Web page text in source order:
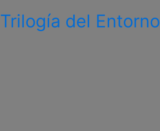
Trilogía del Entorno